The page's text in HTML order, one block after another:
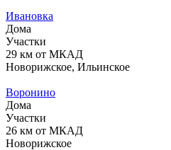
Ивановка
Дома
Участки
29 км от МКАД
Новорижское, Ильинское
Воронино
Дома
Участки
26 км от МКАД
Новорижское